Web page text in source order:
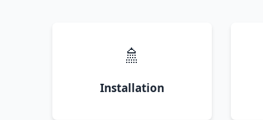
🚿
Installation